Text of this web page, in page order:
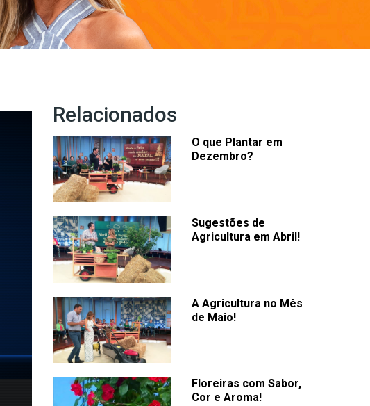
Relacionados
O que Plantar em
Dezembro?
Sugestões de
Agricultura em Abril!
A Agricultura no Mês
de Maio!
Floreiras com Sabor,
Cor e Aroma!